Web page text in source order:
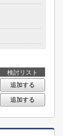
検討リスト
追加する
追加する